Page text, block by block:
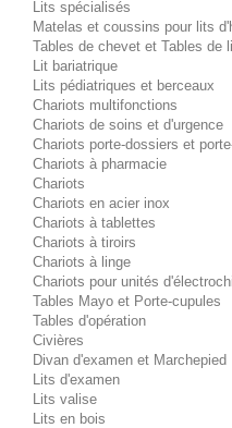
Lits spécialisés
Matelas et coussins pour lits
Tables de chevet et Tables de
Lit bariatrique
Lits pédiatriques et berceaux
Chariots multifonctions
Chariots de soins et d'urgence
Chariots porte-dossiers et
Chariots à pharmacie
Chariots
Chariots en acier inox
Chariots à tablettes
Chariots à tiroirs
Chariots à linge
Chariots pour unités
Tables Mayo et Porte-cupules
Tables d'opération
Civières
Divan d'examen et Marchepied
Lits d'examen
Lits valise
Lits en bois